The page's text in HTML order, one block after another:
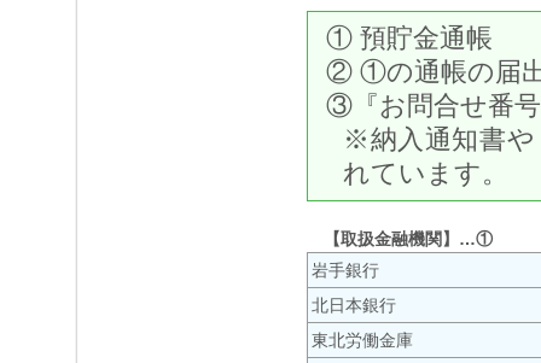
① 預貯金通帳
② ①の通帳の届
③『お問合せ番
※納入通知書や
れています。
【取扱金融機関】…①
岩手銀行
北日本銀行
東北労働金庫